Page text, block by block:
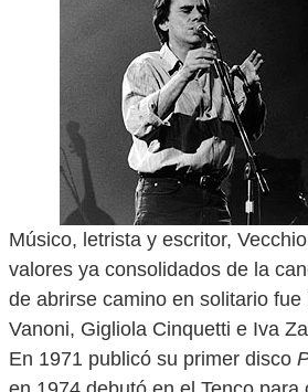
Músico, letrista y escritor,
valores ya consolidados de la
de abrirse camino en solitario fue
Vanoni, Gigliola Cinquetti e Iva
En 1971 publicó su primer disco